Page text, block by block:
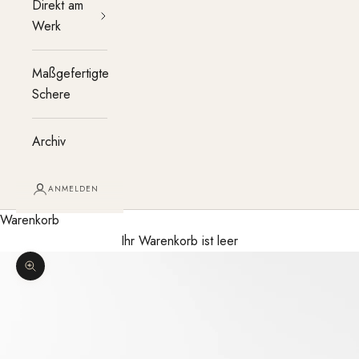
Direkt am
Werk
Maßgefertigte
Schere
Archiv
ANMELDEN
Warenkorb
Ihr Warenkorb ist leer
Bild vergrößern